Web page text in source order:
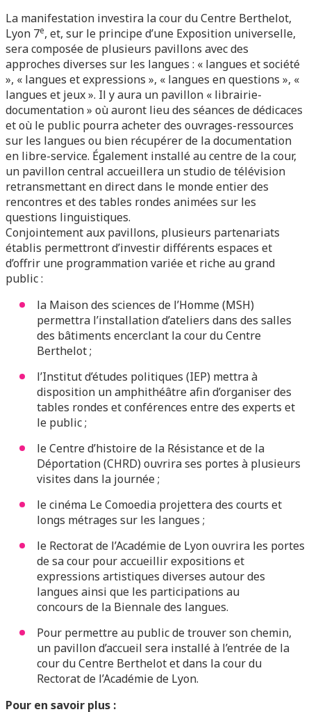
La manifestation investira la cour du Centre Berthelot,
Lyon 7e, et, sur le principe d’une Exposition universelle,
sera composée de plusieurs pavillons avec des
approches diverses sur les langues : « langues et société
», « langues et expressions », « langues en questions », «
langues et jeux ». Il y aura un pavillon « librairie-
documentation » où auront lieu des séances de dédicaces
et où le public pourra acheter des ouvrages-ressources
sur les langues ou bien récupérer de la documentation
en libre-service. Également installé au centre de la cour,
un pavillon central accueillera un studio de télévision
retransmettant en direct dans le monde entier des
rencontres et des tables rondes animées sur les
questions linguistiques.
Conjointement aux pavillons, plusieurs partenariats
établis permettront d’investir différents espaces et
d’offrir une programmation variée et riche au grand
public :
la Maison des sciences de l’Homme (MSH)
permettra l’installation d’ateliers dans des salles
des bâtiments encerclant la cour du Centre
Berthelot ;
l’Institut d’études politiques (IEP) mettra à
disposition un amphithéâtre afin d’organiser des
tables rondes et conférences entre des experts et
le public ;
le Centre d’histoire de la Résistance et de la
Déportation (CHRD) ouvrira ses portes à plusieurs
visites dans la journée ;
le cinéma Le Comoedia projettera des courts et
longs métrages sur les langues ;
le Rectorat de l’Académie de Lyon ouvrira les portes
de sa cour pour accueillir expositions et
expressions artistiques diverses autour des
langues ainsi que les participations au
concours de la Biennale des langues.
Pour permettre au public de trouver son chemin,
un pavillon d’accueil sera installé à l’entrée de la
cour du Centre Berthelot et dans la cour du
Rectorat de l’Académie de Lyon.
Pour en savoir plus :